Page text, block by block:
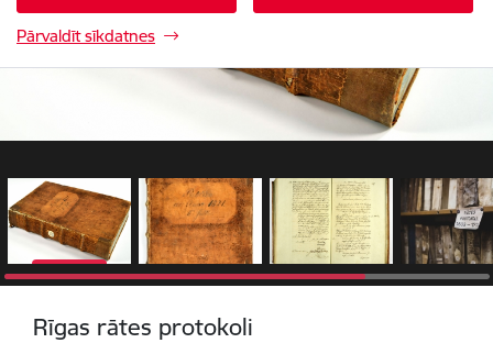
Pārvaldīt sīkdatnes
Rīgas rātes protokoli